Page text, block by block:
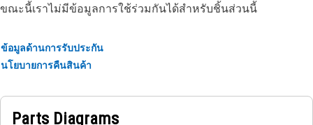
The construction of the hose is made from a fabric-
spirally-wrapped high tensile steel wire reinforcement,
separated by layers of synthetic rubber. The outer cover is
ขณะนี้เราไม่มีข้อมูลการใช้ร่วมกันได้สำหรับชิ้นส่วนนี้
ข้อมูลด้านการรับประกัน
นโยบายการคืนสินค้า
Parts Diagrams